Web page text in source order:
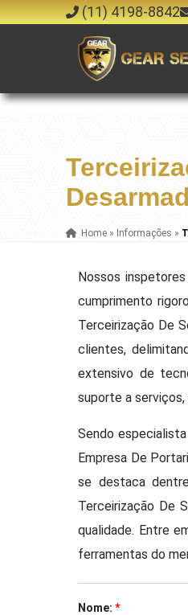
(11) 4198-8842
Home » Informações »
Nossos
cumprimento
Terceirização De
clientes,
extensivo de
suporte a
Sendo
Empresa De
se destaca
Terceirização De
qualidade. Entre
ferramentas do
Nome:*